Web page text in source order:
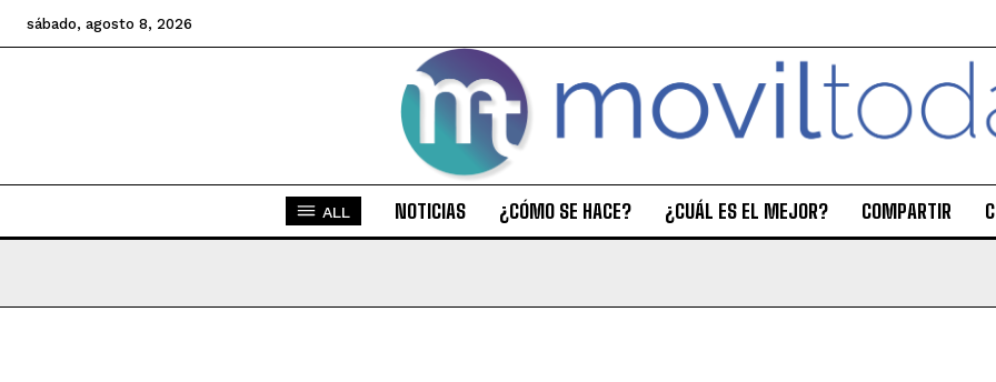
sábado, agosto 8, 2026
ALL NOTICIAS ¿CÓMO SE HACE? ¿CUÁL ES EL MEJOR? COMPARTIR